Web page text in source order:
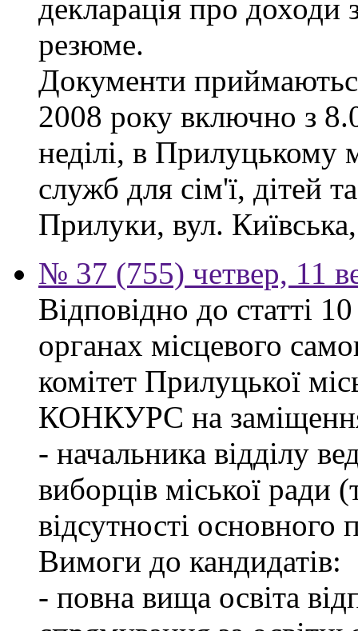
декларація про доходи
резюме.
Документи
2008 року включно з
неділі, в Прилуцькому
служб для сім'ї, дітей
Прилуки, вул.
№ 37 (755) четвер, 11
Відповідно до статті
органах місцевого
комітет Прилуцької
КОНКУРС на
- начальника відділу
виборців міської ради
відсутності основного
Вимоги до кандидатів:
- повна вища освіта